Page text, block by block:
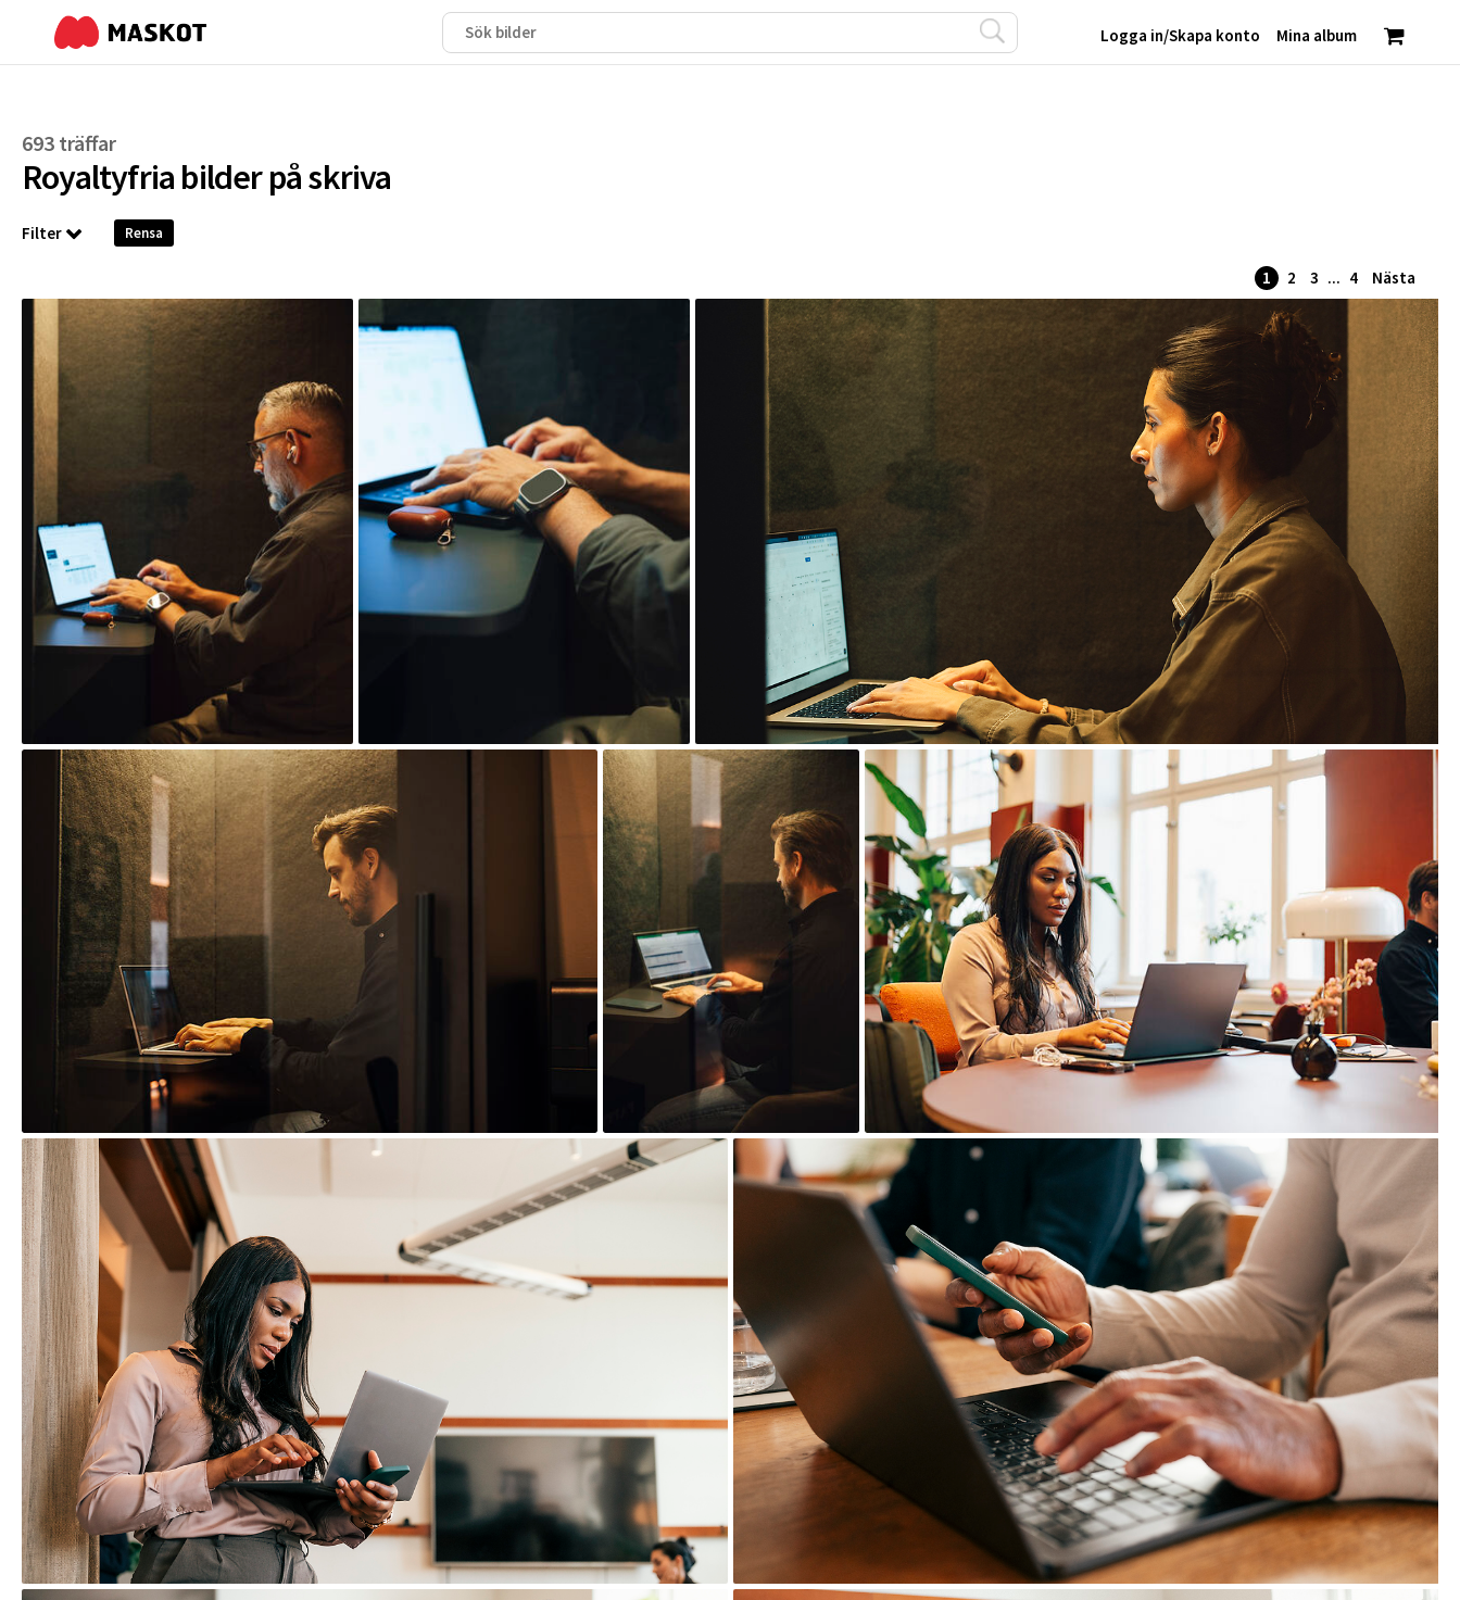
Mina album
Logga in/Skapa konto
693 träffar
Royaltyfria bilder påskriva
Filter Rensa
1 2 3 ... 4 Nästa